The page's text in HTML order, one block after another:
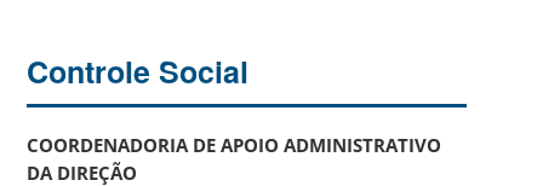
Controle Social
COORDENADORIA DE APOIO ADMINISTRATIVO
DA DIREÇÃO